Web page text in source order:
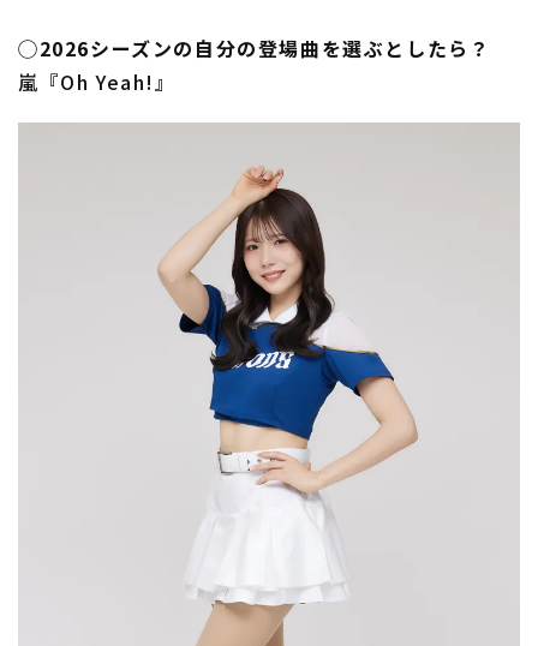
◯2026シーズンの自分の登場曲を選ぶとしたら？
嵐『Oh Yeah!』